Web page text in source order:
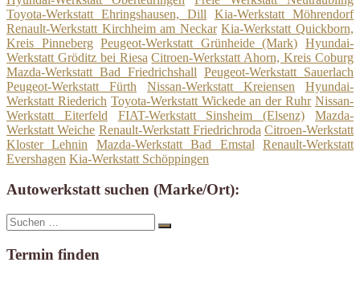
Toyota-Werkstatt Ehringshausen, Dill
Kia-Werkstatt Möhrendorf
Renault-Werkstatt Kirchheim am Neckar Kia-Werkstatt Quickborn,
Kreis Pinneberg Peugeot-Werkstatt Grünheide (Mark) Hyundai-
Werkstatt Gröditz bei Riesa Citroen-Werkstatt Ahorn, Kreis Coburg
Mazda-Werkstatt Bad Friedrichshall Peugeot-Werkstatt Sauerlach
Peugeot-Werkstatt Fürth
Nissan-Werkstatt Kreiensen
Hyundai-
Werkstatt Riederich Toyota-Werkstatt Wickede an der Ruhr Nissan-
Werkstatt Eiterfeld
FIAT-Werkstatt Sinsheim (Elsenz)
Mazda-
Werkstatt Weiche Renault-Werkstatt Friedrichroda Citroen-Werkstatt
Kloster Lehnin
Mazda-Werkstatt Bad Emstal
Renault-Werkstatt
Evershagen Kia-Werkstatt Schöppingen
Autowerkstatt suchen (Marke/Ort):
Suche
nach:
Suchen
Termin finden